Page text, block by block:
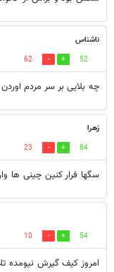
ناشناس
52
62
چه بلایی بر سر مردم اوردن
زهرا
84
23
سگها فرار کنین چینی ها
54
10
امروز کیف گیرش نیومده